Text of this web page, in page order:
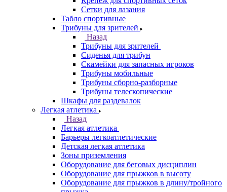
Сетки для лазания
Табло спортивные
Трибуны для зрителей
Назад
Трибуны для зрителей
Сиденья для трибун
Скамейки для запасных игроков
Трибуны мобильные
Трибуны сборно-разборные
Трибуны телескопические
Шкафы для раздевалок
Легкая атлетика
Назад
Легкая атлетика
Барьеры легкоатлетические
Детская легкая атлетика
Зоны приземления
Оборудование для беговых дисциплин
Оборудование для прыжков в высоту
Оборудование для прыжков в длину/тройного